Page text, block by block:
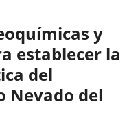
y
establecer la
del
Nevado del